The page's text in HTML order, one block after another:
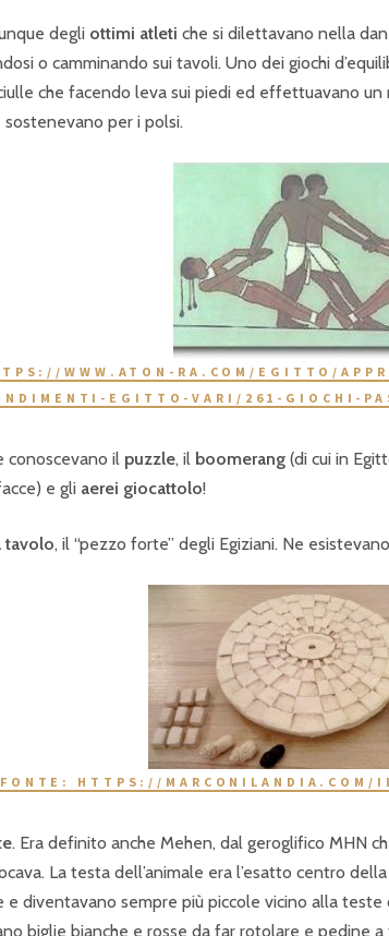
degli ottimi atleti che si dilettavano nella
o camminando sui tavoli. Uno dei giochi
che facendo leva sui piedi ed effettuavano
sostenevano per i polsi.
WWW.ATON-RA.COM/EGITTO/
EGITTO-VARI/261-GIOCHI-
conoscevano il puzzle, il boomerang (di cui in
e gli aerei giocattolo!
tavolo, il “pezzo forte” degli Egiziani. Ne
FONTE: HTTPS://MARCONILANDIA.COM/
. Era definito anche Mehen, dal geroglifico MHN
La testa dell’animale era l’esatto centro
diventavano sempre più piccole vicino alla teste
biglie bianche e rosse da far rotolare e pedine